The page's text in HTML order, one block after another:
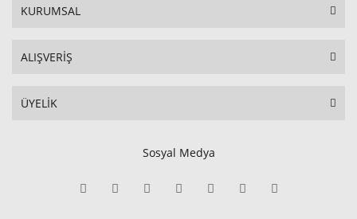
KURUMSAL
ALIŞVERİŞ
ÜYELİK
Sosyal Medya